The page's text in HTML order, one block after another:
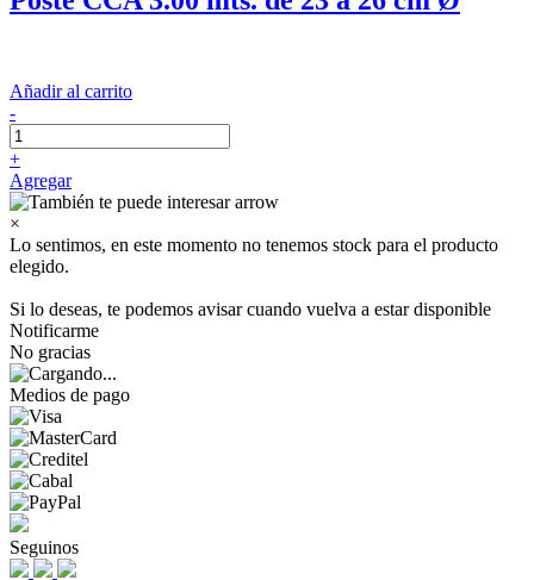
Añadir al carrito
-
+
Agregar
×
Lo sentimos, en este momento no tenemos stock para el producto
elegido.
Si lo deseas, te podemos avisar cuando vuelva a estar disponible
Notificarme
No gracias
Medios de pago
Seguinos